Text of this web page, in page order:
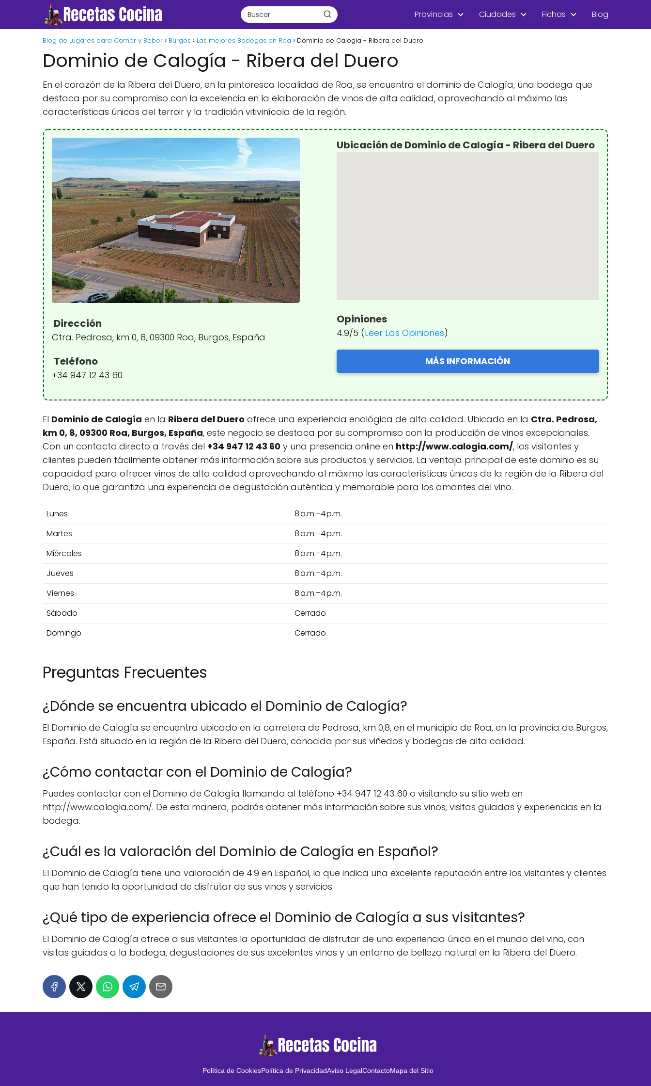
Provincias Ciudades Fichas Blog
Blog de Lugares para Comer y Beber Burgos Las mejores Bodegas en Roa Dominio de Calogía - Ribera del Duero
Dominio de Calogía - Ribera del Duero
En el corazón de la Ribera del Duero, en la pintoresca localidad de Roa, se encuentra el dominio de Calogía, una bodega que
destaca por su compromiso con la excelencia en la elaboración de vinos de alta calidad, aprovechando al máximo las
características únicas del terroir y la tradición vitivinícola de la región.
Dirección
Ctra. Pedrosa, km 0, 8, 09300 Roa, Burgos, España
Teléfono
+34 947 12 43 60
Ubicación de Dominio de Calogía - Ribera del Duero
Opiniones
4.9/5 (Leer Las Opiniones)
MÁS INFORMACIÓN
El Dominio de Calogía en la Ribera del Duero ofrece una experiencia enológica de alta calidad. Ubicado en la Ctra. Pedrosa,
km 0, 8, 09300 Roa, Burgos, España, este negocio se destaca por su compromiso con la producción de vinos excepcionales.
Con un contacto directo a través del +34 947 12 43 60 y una presencia online en http://www.calogia.com/, los visitantes y
clientes pueden fácilmente obtener más información sobre sus productos y servicios. La ventaja principal de este dominio es su
capacidad para ofrecer vinos de alta calidad aprovechando al máximo las características únicas de la región de la Ribera del
Duero, lo que garantiza una experiencia de degustación auténtica y memorable para los amantes del vino.
Lunes
8 a.m.–4 p.m.
Martes
8 a.m.–4 p.m.
Miércoles
8 a.m.–4 p.m.
Jueves
8 a.m.–4 p.m.
Viernes
8 a.m.–4 p.m.
Sábado
Cerrado
Domingo
Cerrado
Preguntas Frecuentes
¿Dónde se encuentra ubicado el Dominio de Calogía?
El Dominio de Calogía se encuentra ubicado en la carretera de Pedrosa, km 0,8, en el municipio de Roa, en la provincia de Burgos,
España. Está situado en la región de la Ribera del Duero, conocida por sus viñedos y bodegas de alta calidad.
¿Cómo contactar con el Dominio de Calogía?
Puedes contactar con el Dominio de Calogía llamando al teléfono +34 947 12 43 60 o visitando su sitio web en
http://www.calogia.com/. De esta manera, podrás obtener más información sobre sus vinos, visitas guiadas y experiencias en la
bodega.
¿Cuál es la valoración del Dominio de Calogía en Español?
El Dominio de Calogía tiene una valoración de 4.9 en Español, lo que indica una excelente reputación entre los visitantes y clientes
que han tenido la oportunidad de disfrutar de sus vinos y servicios.
¿Qué tipo de experiencia ofrece el Dominio de Calogía a sus visitantes?
El Dominio de Calogía ofrece a sus visitantes la oportunidad de disfrutar de una experiencia única en el mundo del vino, con
visitas guiadas a la bodega, degustaciones de sus excelentes vinos y un entorno de belleza natural en la Ribera del Duero.
Política de CookiesPolítica de PrivacidadAviso LegalContactoMapa del Sitio